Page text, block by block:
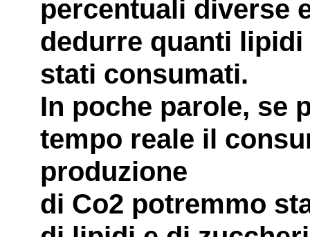
percentuali diverse
dedurre quanti
stati consumati.
In poche parole, se
tempo reale il
produzione
di Co2 potremmo